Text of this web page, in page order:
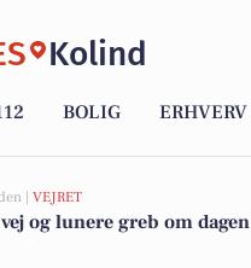
Kolind
BOLIG ERHVERV
| VEJRET
og lunere greb om dagen